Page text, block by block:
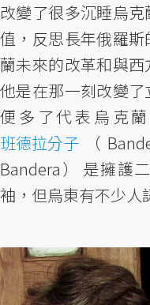
改變了很多沉睡烏
值，反思長年俄羅
蘭未來的改革和與
他是在那一刻改變
便多了代表烏克
班德拉分子 （
Bandera） 是擁護
袖，但烏東有不少人